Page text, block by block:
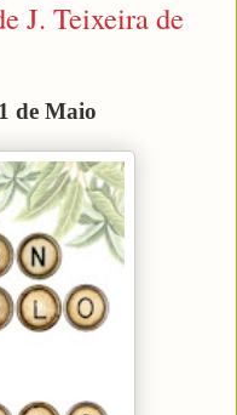
J. Teixeira de
de Maio